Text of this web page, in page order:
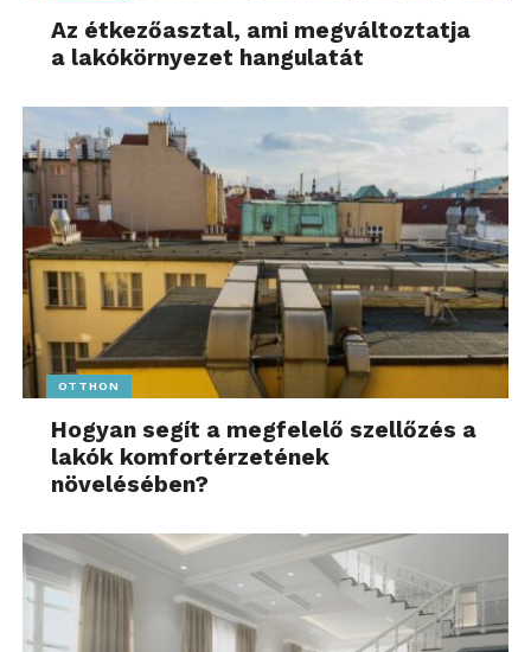
Az étkezőasztal, ami megváltoztatja
a lakókörnyezet hangulatát
OTTHON
Hogyan segít a megfelelő szellőzés a
lakók komfortérzetének
növelésében?